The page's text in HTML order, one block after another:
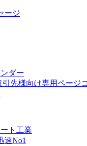
ージ
ダー
ト工業
速No1